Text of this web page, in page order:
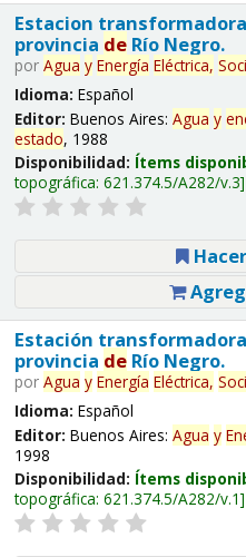
Estacion
provincia deRío Negro.
por Agua y Energía Eléctrica,
Idioma: Español
Editor: Buenos Aires: Agua y
estado, 1988
Disponibilidad: Ítems
topográfica: 621.374.5/A282/v.3
Estación
provincia deRío Negro.
por Agua y Energía Eléctrica,
Idioma: Español
Editor: Buenos Aires: Agua y
1998
Disponibilidad: Ítems
topográfica: 621.374.5/A282/v.1